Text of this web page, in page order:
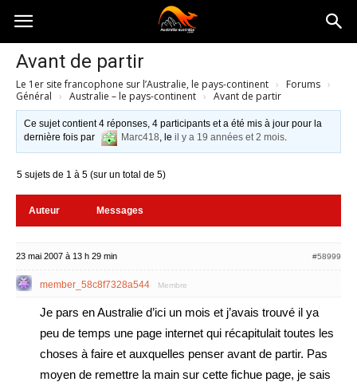
Australia-
australie.com
Avant de partir
Le 1er site francophone sur l’Australie, le pays-continent › Forums ›
Général › Australie – le pays-continent › Avant de partir
Ce sujet contient 4 réponses, 4 participants et a été mis à jour pour la
dernière fois par
Marc418, leil y a 19 années et 2 mois.
5 sujets de 1 à 5 (sur un total de 5)
Auteur Messages
23 mai 2007 à 13 h 29 min #58999
member_58c8f7328a544 Membre
Je pars en Australie d’ici un mois et j’avais trouvé il ya
peu de temps une page internet qui récapitulait toutes les
choses à faire et auxquelles penser avant de partir. Pas
moyen de remettre la main sur cette fichue page, je sais